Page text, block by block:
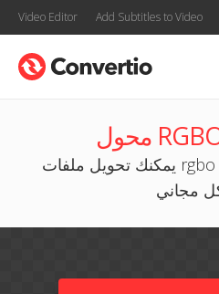
Video Editor Add Subtitles to Video
يمكنك تحويل ملفات rgbo إلى snb على الإنترنت
مجاني